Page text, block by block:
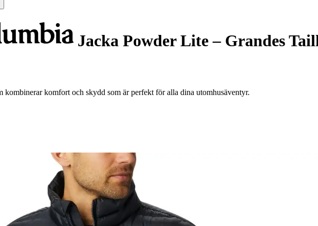
Jacka Powder Lite – Grandes
komfort och skydd som är perfekt för alla dina utomhusäventyr.